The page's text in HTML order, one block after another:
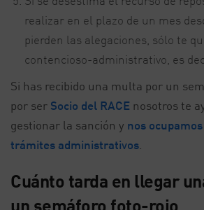
realizar en el plazo de un mes
pierden las alegaciones, sólo te
contencioso-administrativo, es
Si has recibido una multa por un
por ser Socio del RACE nosotros te
gestionar la sanción y nos
trámites administrativos
Cuánto tarda en llegar
un semáforo foto-rojo